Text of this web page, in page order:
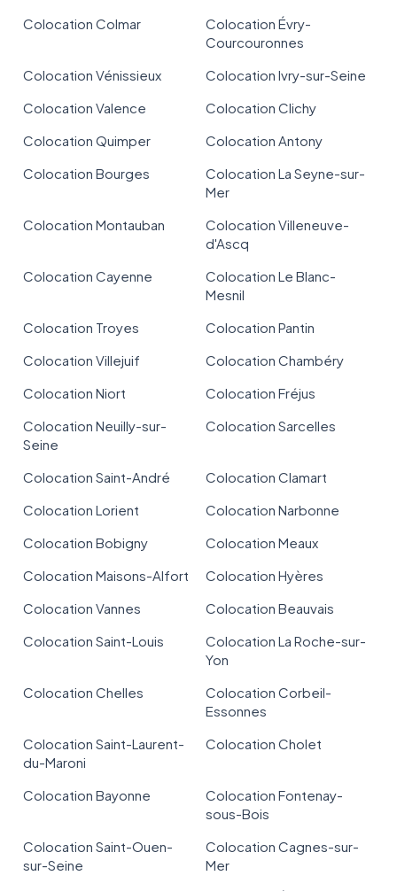
Colocation Colmar
Colocation Évry-
Courcouronnes
Colocation Vénissieux
Colocation Ivry-sur-Seine
Colocation Valence
Colocation Clichy
Colocation Quimper
Colocation Antony
Colocation Bourges
Colocation La Seyne-sur-
Mer
Colocation Montauban
Colocation Villeneuve-
d'Ascq
Colocation Cayenne
Colocation Le Blanc-
Mesnil
Colocation Troyes
Colocation Pantin
Colocation Villejuif
Colocation Chambéry
Colocation Niort
Colocation Fréjus
Colocation Neuilly-sur-
Seine
Colocation Sarcelles
Colocation Saint-André
Colocation Clamart
Colocation Lorient
Colocation Narbonne
Colocation Bobigny
Colocation Meaux
Colocation Maisons-Alfort
Colocation Hyères
Colocation Vannes
Colocation Beauvais
Colocation Saint-Louis
Colocation La Roche-sur-
Yon
Colocation Chelles
Colocation Corbeil-
Essonnes
Colocation Saint-Laurent-
du-Maroni
Colocation Cholet
Colocation Bayonne
Colocation Fontenay-
sous-Bois
Colocation Saint-Ouen-
sur-Seine
Colocation Cagnes-sur-
Mer